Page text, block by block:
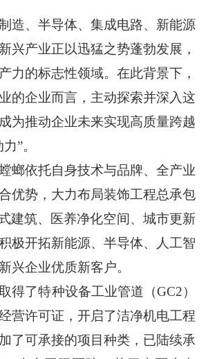
、半导体、集成电路、新能源
兴产业正以迅猛之势蓬勃发展，
力的标志性领域。在此背景下，
的企业而言，主动探索并深入这
为推动企业未来实现高质量跨越
”。
依托自身技术与品牌、全产业
优势，大力布局装饰工程总承包
建筑、医养净化空间、城市更新
极开拓新能源、半导体、人工智
兴企业优质新客户。
了特种设备工业管道（GC2）
营许可证，开启了洁净机电工程
了可承接的项目种类，已陆续承